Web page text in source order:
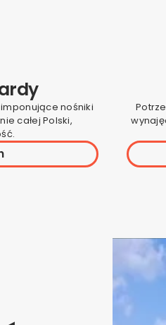
nośniki
całej Polski,